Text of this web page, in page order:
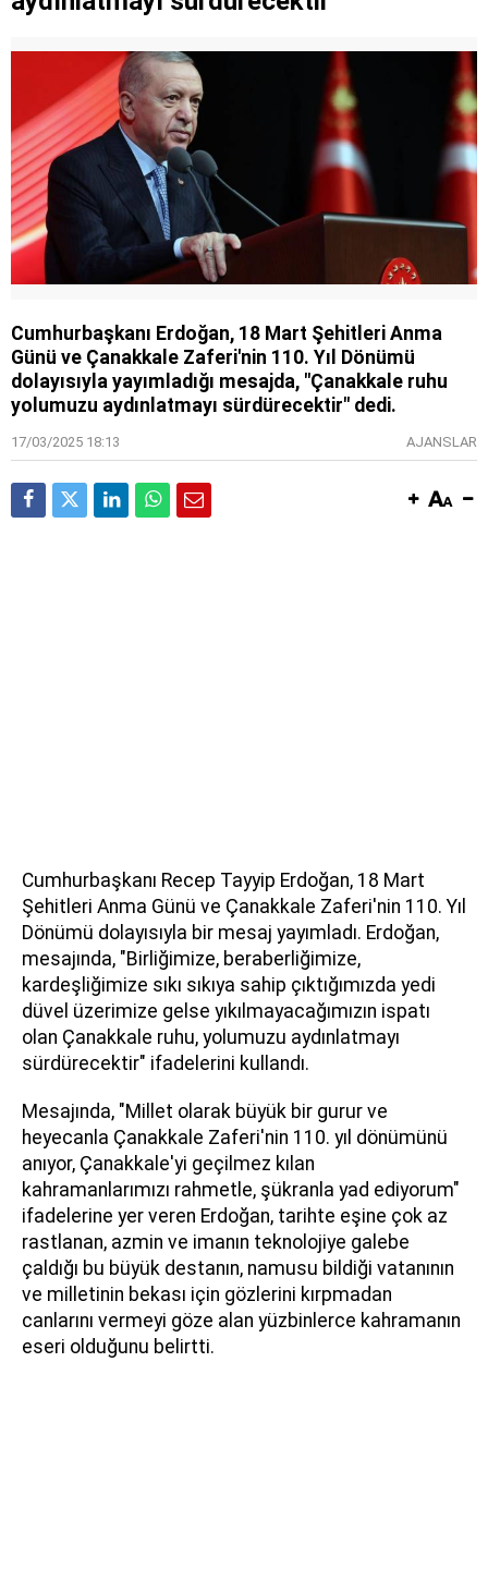
Cumhurbaşkanı Erdoğan, 18 Mart Şehitleri Anma
Günü ve Çanakkale Zaferi'nin 110. Yıl Dönümü
dolayısıyla yayımladığı mesajda, "Çanakkale ruhu
yolumuzu aydınlatmayı sürdürecektir" dedi.
17/03/2025 18:13 AJANSLAR
Cumhurbaşkanı Recep Tayyip Erdoğan, 18 Mart
Şehitleri Anma Günü ve Çanakkale Zaferi'nin 110. Yıl
Dönümü dolayısıyla bir mesaj yayımladı. Erdoğan,
mesajında, "Birliğimize, beraberliğimize,
kardeşliğimize sıkı sıkıya sahip çıktığımızda yedi
düvel üzerimize gelse yıkılmayacağımızın ispatı
olan Çanakkale ruhu, yolumuzu aydınlatmayı
sürdürecektir" ifadelerini kullandı.
Mesajında, "Millet olarak büyük bir gurur ve
heyecanla Çanakkale Zaferi'nin 110. yıl dönümünü
anıyor, Çanakkale'yi geçilmez kılan
kahramanlarımızı rahmetle, şükranla yad ediyorum"
ifadelerine yer veren Erdoğan, tarihte eşine çok az
rastlanan, azmin ve imanın teknolojiye galebe
çaldığı bu büyük destanın, namusu bildiği vatanının
ve milletinin bekası için gözlerini kırpmadan
canlarını vermeyi göze alan yüzbinlerce kahramanın
eseri olduğunu belirtti.